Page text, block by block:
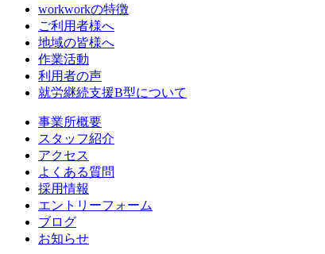
workworkの特徴
ご利用者様へ
地域の皆様へ
作業活動
利用者の声
就労継続支援B型について
事業所概要
スタッフ紹介
アクセス
よくある質問
採用情報
エントリーフォーム
ブログ
お知らせ